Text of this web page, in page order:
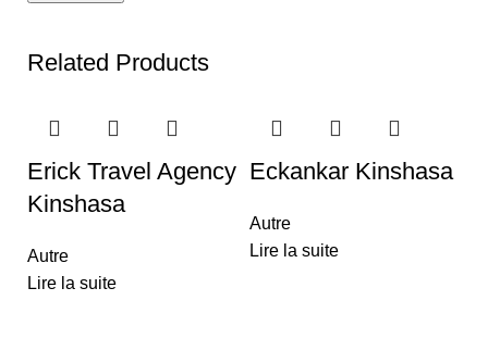
Related Products
Erick Travel Agency
Kinshasa
Autre
Lire la suite
Eckankar Kinshasa
Autre
Lire la suite